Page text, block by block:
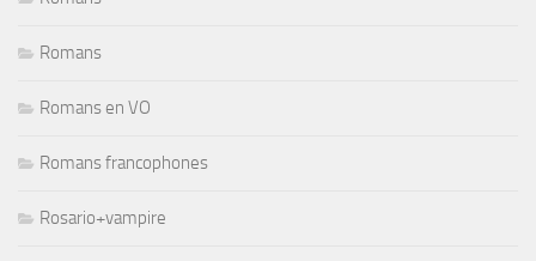
Romans
Romans en VO
Romans francophones
Rosario+vampire